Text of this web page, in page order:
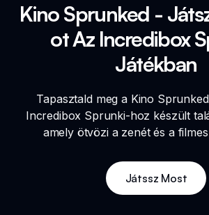
Kino Sprunked -
ot Az Incredibox
Játékban
Tapasztald meg a Kino
Incredibox Sprunki-hoz készült
amely ötvözi a zenét és a
Játssz Most